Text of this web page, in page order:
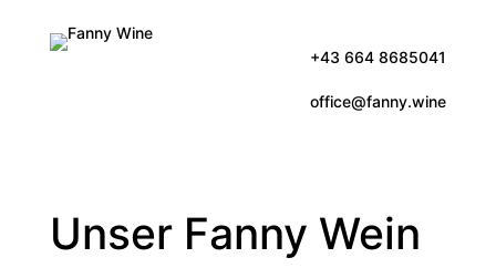
+43 664 8685041
office@fanny.wine
Unser Fanny Wein